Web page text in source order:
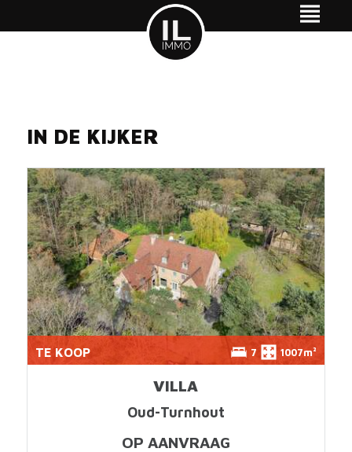
IN DE KIJKER
TE KOOP 7 1007m²
VILLA
Oud-Turnhout
OP AANVRAAG